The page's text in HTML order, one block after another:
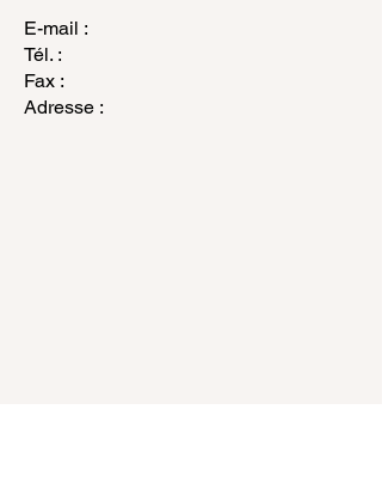
E-mail :
Tél. :
Fax :
Adresse :